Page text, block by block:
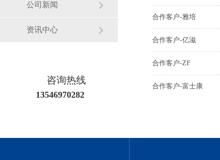
合作客户-雅培
合作客户-亿滋
合作客户-ZF
合作客户-富士康
公司新闻
资讯中心
咨询热线
13546970282